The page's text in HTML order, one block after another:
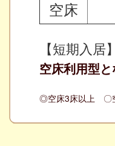
空床
【短期入居】
空床利用型
◎空床3床以上 〇